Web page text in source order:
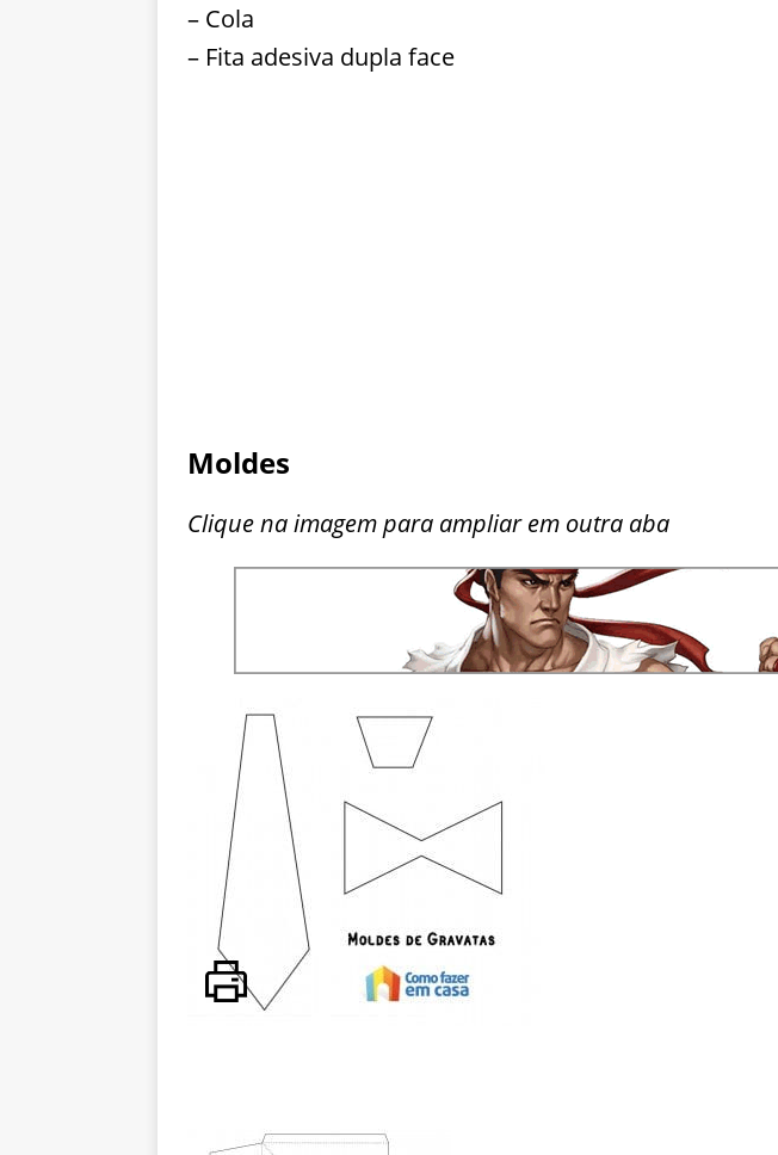
– Cola
– Fita adesiva dupla face
Moldes
Clique na imagem para ampliar em outra aba